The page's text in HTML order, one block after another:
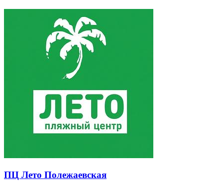
ПЦ Лето Полежаевская